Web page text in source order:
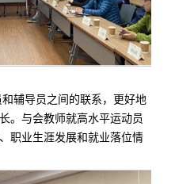
辅导员之间的联系，更好地
。与会教师就高水平运动员
职业生涯发展和就业落位情